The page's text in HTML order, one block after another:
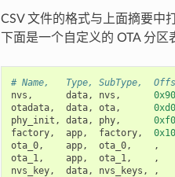
CSV 文件的格式与上面摘要中
下面是一个自定义的 OTA 分区
# Name,   Type, SubType,
nvs , data, nvs ,
otadata, data, ota,
phy_init , data, phy,
factory, app, factory,
ota_0, app, ota_0, ,
ota_1, app, ota_1, ,
nvs_key, data, nvs_keys , ,